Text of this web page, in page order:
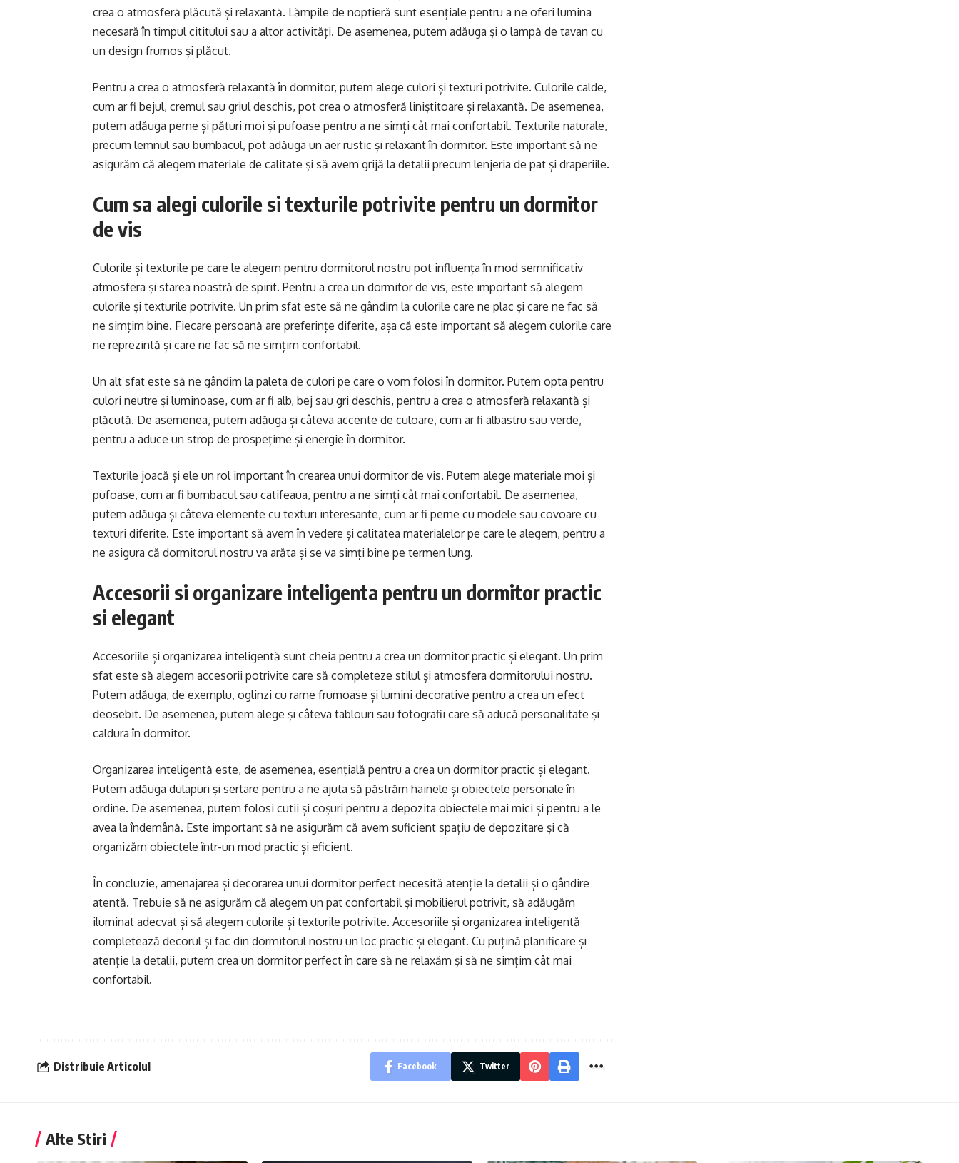
crea o atmosferă plăcută și relaxantă. Lămpile de noptieră sunt esențiale pentru a ne oferi lumina
necesară în timpul cititului sau a altor activități. De asemenea, putem adăuga și o lampă de tavan cu
un design frumos și plăcut.
Pentru a crea o atmosferă relaxantă în dormitor, putem alege culori și texturi potrivite. Culorile calde,
cum ar fi bejul, cremul sau griul deschis, pot crea o atmosferă liniștitoare și relaxantă. De asemenea,
putem adăuga perne și pături moi și pufoase pentru a ne simți cât mai confortabil. Texturile naturale,
precum lemnul sau bumbacul, pot adăuga un aer rustic și relaxant în dormitor. Este important să ne
asigurăm că alegem materiale de calitate și să avem grijă la detalii precum lenjeria de pat și draperiile.
Cum sa alegi culorile si texturile potrivite pentru un dormitor
de vis
Culorile și texturile pe care le alegem pentru dormitorul nostru pot influența în mod semnificativ
atmosfera și starea noastră de spirit. Pentru a crea un dormitor de vis, este important să alegem
culorile și texturile potrivite. Un prim sfat este să ne gândim la culorile care ne plac și care ne fac să
ne simțim bine. Fiecare persoană are preferințe diferite, așa că este important să alegem culorile care
ne reprezintă și care ne fac să ne simțim confortabil.
Un alt sfat este să ne gândim la paleta de culori pe care o vom folosi în dormitor. Putem opta pentru
culori neutre și luminoase, cum ar fi alb, bej sau gri deschis, pentru a crea o atmosferă relaxantă și
plăcută. De asemenea, putem adăuga și câteva accente de culoare, cum ar fi albastru sau verde,
pentru a aduce un strop de prospețime și energie în dormitor.
Texturile joacă și ele un rol important în crearea unui dormitor de vis. Putem alege materiale moi și
pufoase, cum ar fi bumbacul sau catifeaua, pentru a ne simți cât mai confortabil. De asemenea,
putem adăuga și câteva elemente cu texturi interesante, cum ar fi perne cu modele sau covoare cu
texturi diferite. Este important să avem în vedere și calitatea materialelor pe care le alegem, pentru a
ne asigura că dormitorul nostru va arăta și se va simți bine pe termen lung.
Accesorii si organizare inteligenta pentru un dormitor practic
si elegant
Accesoriile și organizarea inteligentă sunt cheia pentru a crea un dormitor practic și elegant. Un prim
sfat este să alegem accesorii potrivite care să completeze stilul și atmosfera dormitorului nostru.
Putem adăuga, de exemplu, oglinzi cu rame frumoase și lumini decorative pentru a crea un efect
deosebit. De asemenea, putem alege și câteva tablouri sau fotografii care să aducă personalitate și
caldura în dormitor.
Organizarea inteligentă este, de asemenea, esențială pentru a crea un dormitor practic și elegant.
Putem adăuga dulapuri și sertare pentru a ne ajuta să păstrăm hainele și obiectele personale în
ordine. De asemenea, putem folosi cutii și coșuri pentru a depozita obiectele mai mici și pentru a le
avea la îndemână. Este important să ne asigurăm că avem suficient spațiu de depozitare și că
organizăm obiectele într-un mod practic și eficient.
În concluzie, amenajarea și decorarea unui dormitor perfect necesită atenție la detalii și o gândire
atentă. Trebuie să ne asigurăm că alegem un pat confortabil și mobilierul potrivit, să adăugăm
iluminat adecvat și să alegem culorile și texturile potrivite. Accesoriile și organizarea inteligentă
completează decorul și fac din dormitorul nostru un loc practic și elegant. Cu puțină planificare și
atenție la detalii, putem crea un dormitor perfect în care să ne relaxăm și să ne simțim cât mai
confortabil.
Distribuie Articolul Facebook Twitter
Alte Stiri